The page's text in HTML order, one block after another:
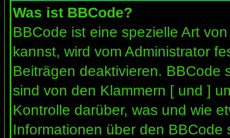
Was ist BBCode?
BBCode ist eine spezielle Art
kannst, wird vom Administrator
Beiträgen deaktivieren. BBCode
sind von den Klammern [ und ]
Kontrolle darüber, was und wie
Informationen über den